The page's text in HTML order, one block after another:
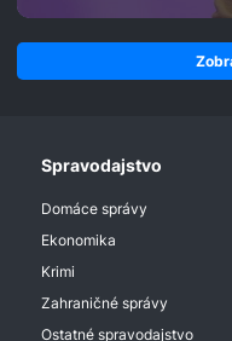
Spravodajstvo
Domáce správy
Ekonomika
Krimi
Zahraničné správy
Ostatné spravodajstvo